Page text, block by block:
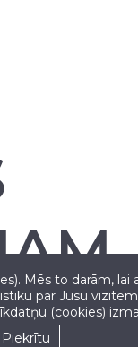
Mēs to darām,
par Jūsu
(cookies)
Piekrītu